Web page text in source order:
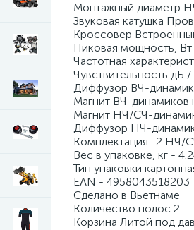
Монтажный диаметр
Звуковая катушка
Кроссовер
Пиковая мощность,
Частотная
Чувствительность дБ
Диффузор ВЧ-
Магнит ВЧ-динамиков
Магнит НЧ/СЧ-
Диффузор НЧ-
Комплектация : 2 НЧ/
Вес в упаковке, кг -
Тип упаковки
EAN - 4958043518203
Сделано в Вьетнаме
Количество полос 2
Корзина Литой под